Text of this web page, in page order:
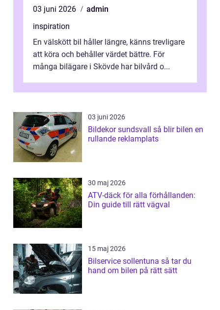
03 juni 2026
admin
inspiration
En välskött bil håller längre, känns trevligare
att köra och behåller värdet bättre. För
många bilägare i Skövde har bilvård o...
03 juni 2026
Bildekor sundsvall så blir bilen en
rullande reklamplats
30 maj 2026
ATV-däck för alla förhållanden:
Din guide till rätt vägval
15 maj 2026
Bilservice sollentuna så tar du
hand om bilen på rätt sätt